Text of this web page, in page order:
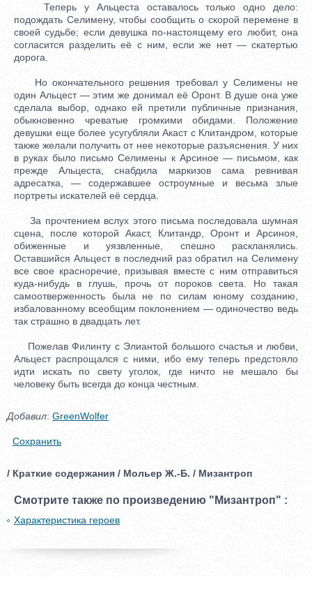
Теперь у Альцеста оставалось только одно дело:
подождать Селимену, чтобы сообщить о скорой перемене в
своей судьбе; если девушка по-настоящему его любит, она
согласится разделить её с ним, если же нет — скатертью
дорога.
Но окончательного решения требовал у Селимены не
один Альцест — этим же донимал её Оронт. В душе она уже
сделала выбор, однако ей претили публичные признания,
обыкновенно чреватые громкими обидами. Положение
девушки еще более усугубляли Акаст с Клитандром, которые
также желали получить от нее некоторые разъяснения. У них
в руках было письмо Селимены к Арсиное — письмом, как
прежде Альцеста, снабдила маркизов сама ревнивая
адресатка, — содержавшее остроумные и весьма злые
портреты искателей её сердца.
За прочтением вслух этого письма последовала шумная
сцена, после которой Акаст, Клитандр, Оронт и Арсиноя,
обиженные и уязвленные, спешно раскланялись.
Оставшийся Альцест в последний раз обратил на Селимену
все свое красноречие, призывая вместе с ним отправиться
куда-нибудь в глушь, прочь от пороков света. Но такая
самоотверженность была не по силам юному созданию,
избалованному всеобщим поклонением — одиночество ведь
так страшно в двадцать лет.
Пожелав Филинту с Элиантой большого счастья и любви,
Альцест распрощался с ними, ибо ему теперь предстояло
идти искать по свету уголок, где ничто не мешало бы
человеку быть всегда до конца честным.
Добавил: GreenWolfer
Сохранить
/ Краткие содержания / Мольер Ж.-Б. / Мизантроп
Смотрите также по произведению "Мизантроп" :
Характеристика героев